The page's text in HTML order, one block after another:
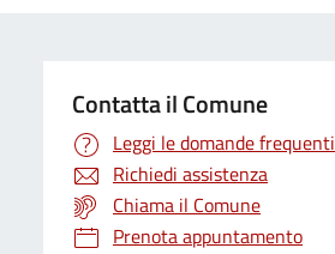
Contatta il Comune
Leggi le domande frequenti
Richiedi assistenza
Chiama il Comune
Prenota appuntamento